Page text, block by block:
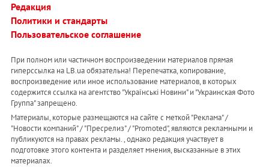
Редакция
Политики и стандарты
Пользовательское соглашение
При полном или частичном воспроизведении материалов прямая
гиперссылка на LB.ua обязательна! Перепечатка, копирование,
воспроизведение или иное использование материалов, в которых
содержится ссылка на агентство "Українськi Новини" и "Украинская Фото
Группа" запрещено.
Материалы, которые размещаются на сайте с меткой "Реклама" /
"Новости компаний" / "Пресрелиз" / "Promoted", являются рекламными и
публикуются на правах рекламы. , однако редакция участвует в
подготовке этого контента и разделяет мнения, высказанные в этих
материалах.